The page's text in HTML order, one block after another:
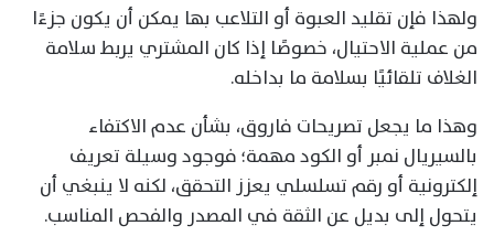
ولهذا فإن تقليد العبوة أو التلاعب بها يمكن أن يكون جزءًا
من عملية الاحتيال، خصوصًا إذا كان المشتري يربط سلامة
الغلاف تلقائيًا بسلامة ما بداخله.
وهذا ما يجعل تصريحات فاروق، بشأن عدم الاكتفاء
بالسيريال نمبر أو الكود مهمة؛ فوجود وسيلة تعريف
إلكترونية أو رقم تسلسلي يعزز التحقق، لكنه لا ينبغي أن
يتحول إلى بديل عن الثقة في المصدر والفحص المناسب.